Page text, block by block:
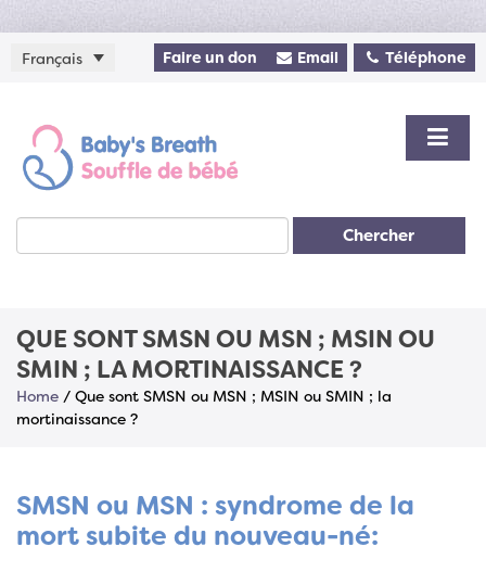
Français Faire un don Email Téléphone
Chercher
QUE SONT SMSN OU MSN ; MSIN OU
SMIN ; LA MORTINAISSANCE ?
Home / Que sont SMSN ou MSN ; MSIN ou SMIN ; la
mortinaissance ?
SMSN ou MSN : syndrome de la
mort subite du nouveau-né: